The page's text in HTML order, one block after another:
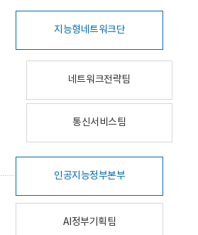
지능형네트워크단
네트워크전략팀
통신서비스팀
인공지능정부본부
AI정부기획팀